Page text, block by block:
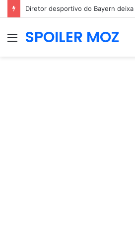
MenuSPOILER MOZ